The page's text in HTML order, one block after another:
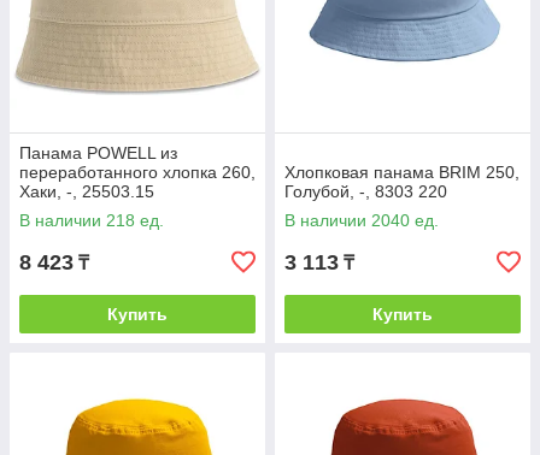
Панама POWELL из
переработанного хлопка 260,
Хаки, -, 25503.15
В наличии 218 ед.
8 423 ₸
Купить
Хлопковая панама BRIM 250,
Голубой, -, 8303 220
В наличии 2040 ед.
3 113 ₸
Купить